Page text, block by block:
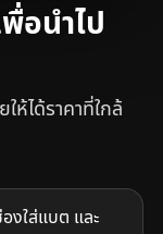
อนำไป
ห้ได้ราคาที่ใกล้
งใส่แบต และ